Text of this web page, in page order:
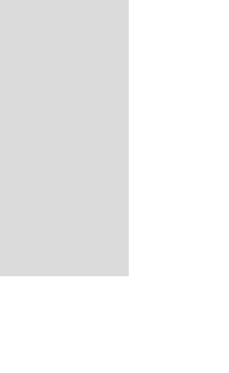
Wälder und